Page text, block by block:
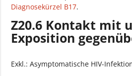
Diagnosekürzel B17.
Z20.6 Kontakt mit
Exposition
Exkl.: Asymptomatische HIV-